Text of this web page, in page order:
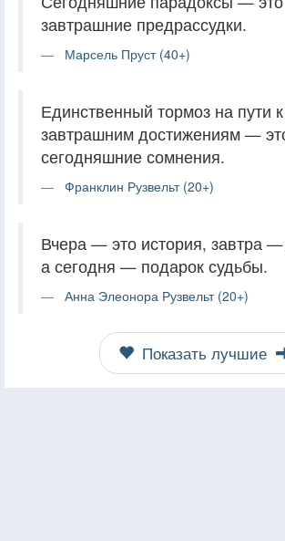
завтрашние предрассудки.
Марсель Пруст (40+)
Единственный тормоз на пути
завтрашним достижениям —
сегодняшние сомнения.
Франклин Рузвельт (20+)
Вчера — это история, завтра —
а сегодня — подарок судьбы.
Анна Элеонора Рузвельт (20+)
Показать лучшие